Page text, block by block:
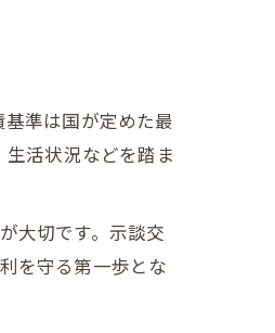
準は国が定めた最
活状況などを踏ま
大切です。示談交
を守る第一歩とな